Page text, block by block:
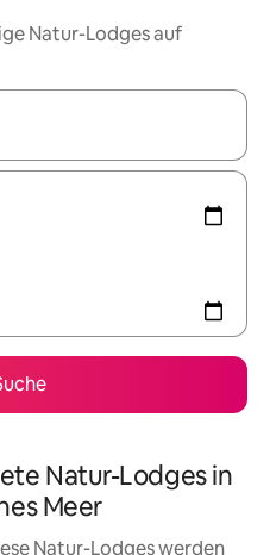
Natur-Lodges auf
sind, navigiere mit den
Natur-Lodges in
Meer
Natur-Lodges werden